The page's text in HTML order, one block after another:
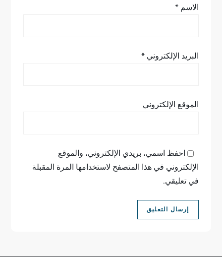
الاسم*
البريد الإلكتروني*
الموقع الإلكتروني
احفظ اسمي، بريدي الإلكتروني، والموقع
الإلكتروني في هذا المتصفح لاستخدامها المرة المقبلة
في تعليقي.